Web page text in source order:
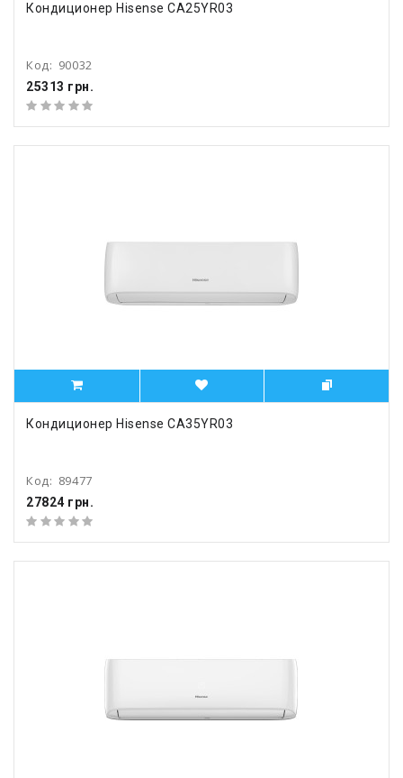
Кондиционер Hisense CA25YR03
Код: 90032
25313 грн.
Кондиционер Hisense CA35YR03
Код: 89477
27824 грн.